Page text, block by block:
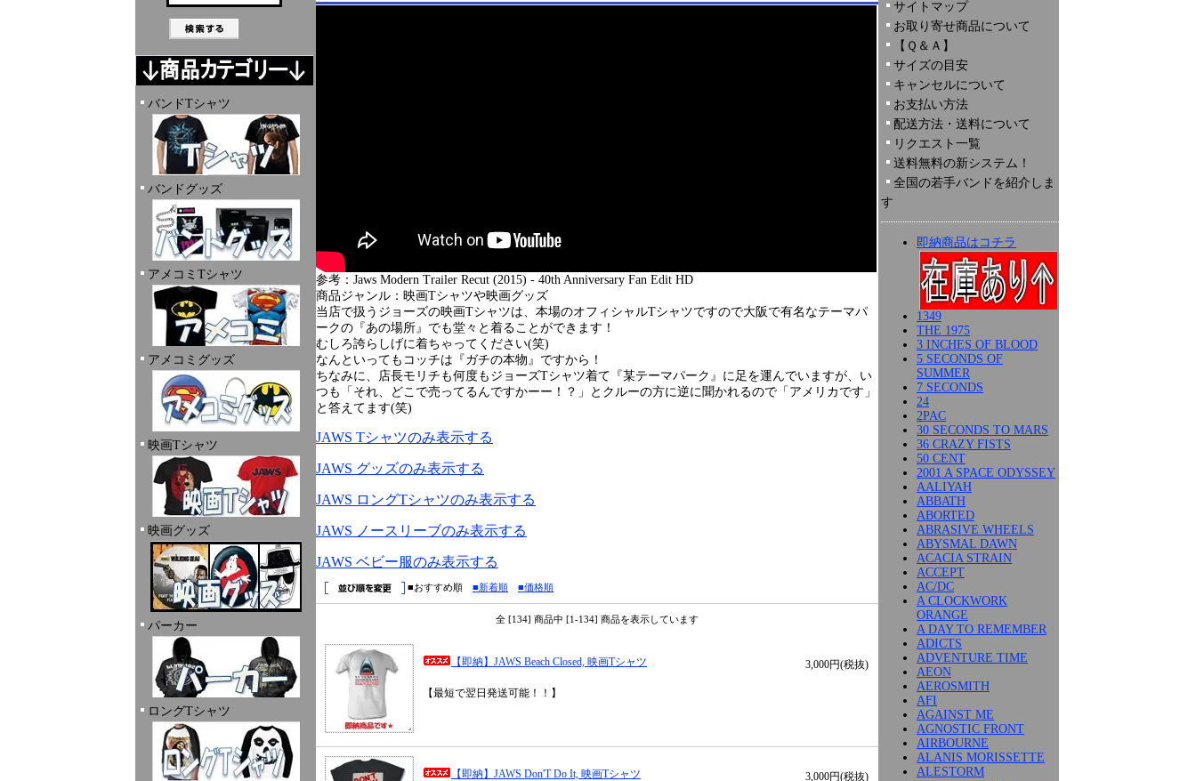
バンドTシャツ
バンドグッズ
アメコミTシャツ
アメコミグッズ
映画Tシャツ
映画グッズ
パーカー
ロングTシャツ
参考：Jaws Modern Trailer Recut (2015) - 40th Anniversary Fan Edit HD
商品ジャンル：映画Tシャツや映画グッズ
当店で扱うジョーズの映画Tシャツは、本場のオフィシャルTシャツですので大阪で有名なテーマパ
ークの『あの場所』でも堂々と着ることができます！
むしろ誇らしげに着ちゃってください(笑)
なんといってもコッチは『ガチの本物』ですから！
ちなみに、店長モリチも何度もジョーズTシャツ着て『某テーマパーク』に足を運んでいますが、い
つも「それ、どこで売ってるんですかーー！？」とクルーの方に逆に聞かれるので「アメリカです」
と答えてます(笑)
JAWS Tシャツのみ表示する
JAWS グッズのみ表示する
JAWS ロングTシャツのみ表示する
JAWS ノースリーブのみ表示する
JAWS ベビー服のみ表示する
■おすすめ順 ■新着順 ■価格順
全 [134] 商品中 [1-134] 商品を表示しています
【即納】JAWS Beach Closed, 映画Tシャツ 3,000円(税抜)
【最短で翌日発送可能！！】
【即納】JAWS Don'T Do It, 映画Tシャツ 3,000円(税抜)
サイトマップ
お取り寄せ商品について
【Ｑ＆Ａ】
サイズの目安
キャンセルについて
お支払い方法
配送方法・送料について
リクエスト一覧
送料無料の新システム！
全国の若手バンドを紹介しま
す
即納商品はコチラ
1349
THE 1975
3 INCHES OF BLOOD
5 SECONDS OF
SUMMER
7 SECONDS
24
2PAC
30 SECONDS TO MARS
36 CRAZY FISTS
50 CENT
2001 A SPACE ODYSSEY
AALIYAH
ABBATH
ABORTED
ABRASIVE WHEELS
ABYSMAL DAWN
ACACIA STRAIN
ACCEPT
AC/DC
A CLOCKWORK
ORANGE
A DAY TO REMEMBER
ADICTS
ADVENTURE TIME
AEON
AEROSMITH
AFI
AGAINST ME
AGNOSTIC FRONT
AIRBOURNE
ALANIS MORISSETTE
ALESTORM